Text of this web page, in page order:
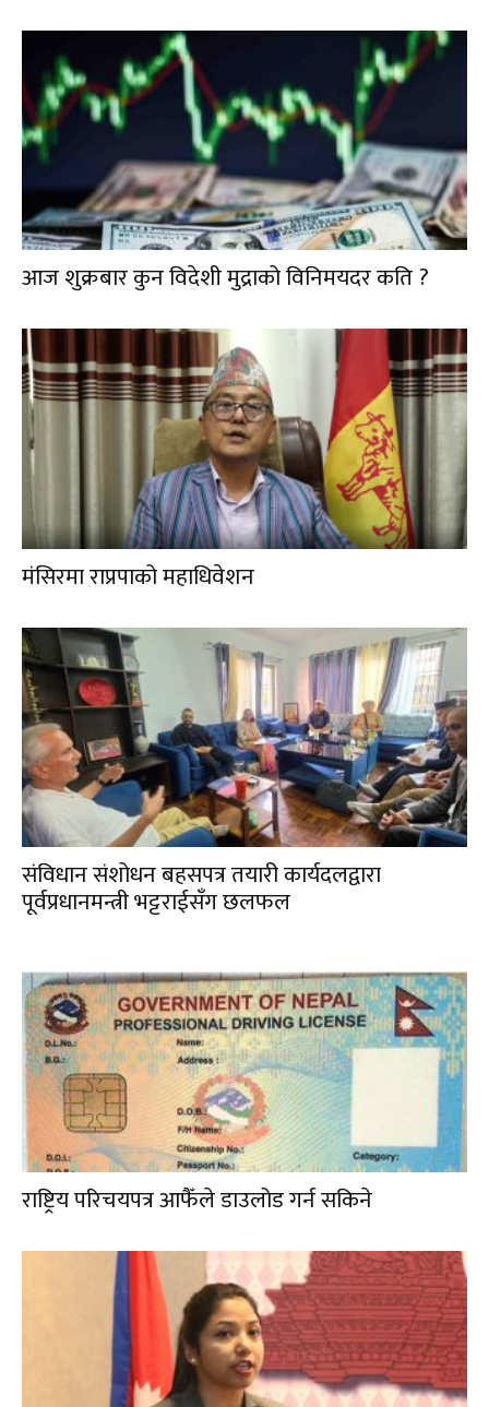
आज शुक्रबार कुन विदेशी मुद्राको विनिमयदर कति ?
मंसिरमा राप्रपाको महाधिवेशन
संविधान संशोधन बहसपत्र तयारी कार्यदलद्वारा
पूर्वप्रधानमन्त्री भट्टराईसँग छलफल
राष्ट्रिय परिचयपत्र आफैँले डाउलोड गर्न सकिने